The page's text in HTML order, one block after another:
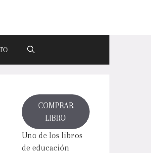
COMPRAR
LIBRO
Uno de los libros
de educación